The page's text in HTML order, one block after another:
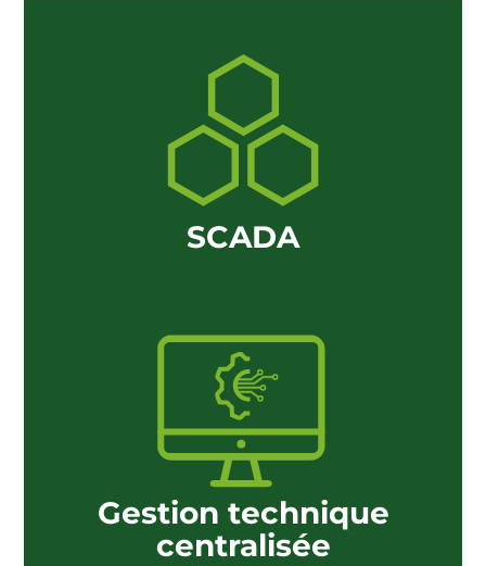
SCADA
Gestion technique
centralisée